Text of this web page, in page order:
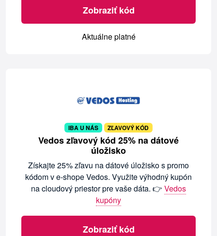
Zobraziť kód
Aktuálne platné
IBA U NÁS ZĽAVOVÝ KÓD
Vedos zľavový kód 25% na dátové
úložisko
Získajte 25% zľavu na dátové úložisko s promo
kódom v e-shope Vedos. Využite výhodný kupón
na cloudový priestor pre vaše dáta. 👉 Vedos
kupóny
Zobraziť kód